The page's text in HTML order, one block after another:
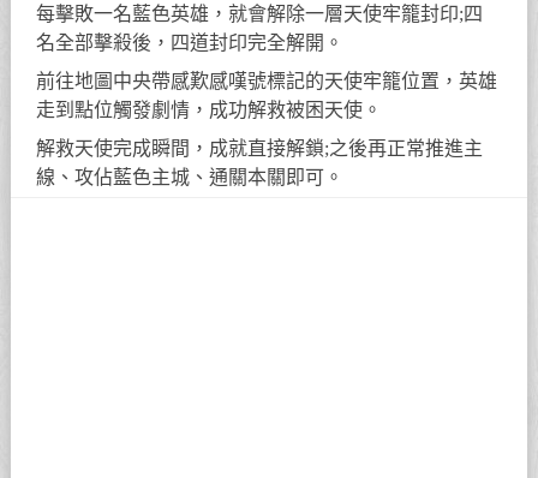
每擊敗一名藍色英雄，就會解除一層天使牢籠封印;四
名全部擊殺後，四道封印完全解開。
前往地圖中央帶感歎感嘆號標記的天使牢籠位置，英雄
走到點位觸發劇情，成功解救被困天使。
解救天使完成瞬間，成就直接解鎖;之後再正常推進主
線、攻佔藍色主城、通關本關即可。